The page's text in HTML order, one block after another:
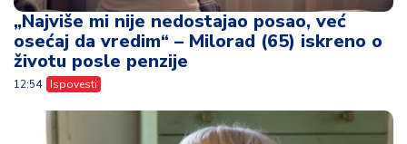
„Najviše mi nije nedostajao posao, već
osećaj da vredim“ – Milorad (65) iskreno o
životu posle penzije
12:54 Ispovesti